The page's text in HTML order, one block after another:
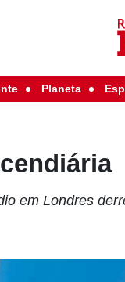
Planeta
em Londres